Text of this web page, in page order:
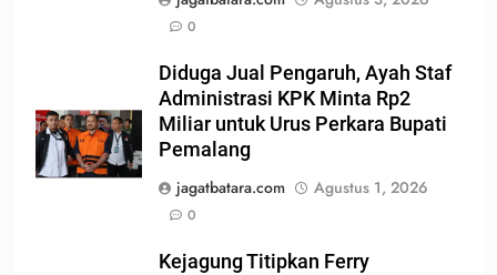
0
Diduga Jual Pengaruh, Ayah Staf
Administrasi KPK Minta Rp2
Miliar untuk Urus Perkara Bupati
Pemalang
jagatbatara.com
Agustus 1, 2026
0
Kejagung Titipkan Ferry